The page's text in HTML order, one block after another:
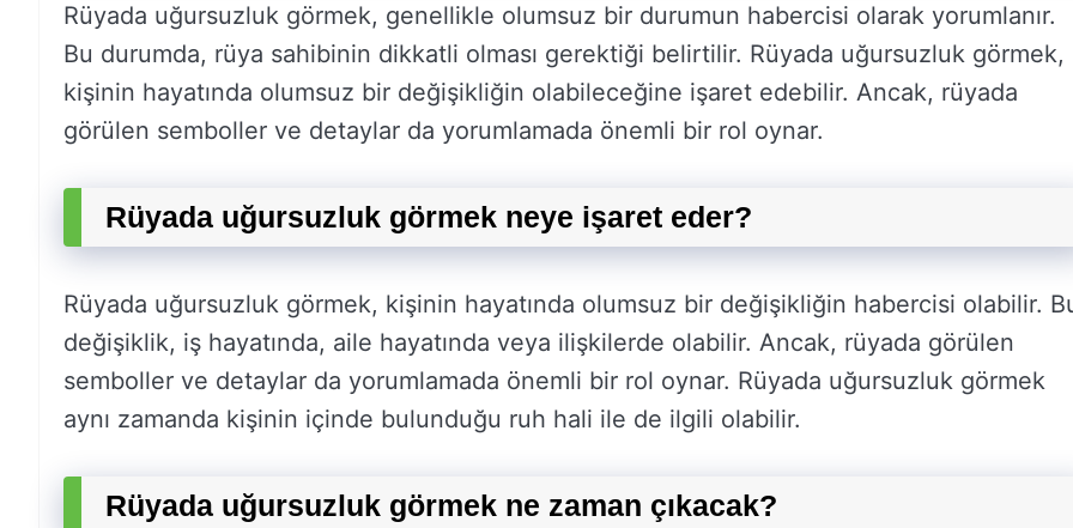
Rüyada uğursuzluk görmek, genellikle olumsuz bir durumun habercisi olarak yorumlanır.
Bu durumda, rüya sahibinin dikkatli olması gerektiği belirtilir. Rüyada uğursuzluk görmek,
kişinin hayatında olumsuz bir değişikliğin olabileceğine işaret edebilir. Ancak, rüyada
görülen semboller ve detaylar da yorumlamada önemli bir rol oynar.
Rüyada uğursuzluk görmek neye işaret eder?
Rüyada uğursuzluk görmek, kişinin hayatında olumsuz bir değişikliğin habercisi olabilir.
değişiklik, iş hayatında, aile hayatında veya ilişkilerde olabilir. Ancak, rüyada görülen
semboller ve detaylar da yorumlamada önemli bir rol oynar. Rüyada uğursuzluk görmek
aynı zamanda kişinin içinde bulunduğu ruh hali ile de ilgili olabilir.
Rüyada uğursuzluk görmek ne zaman çıkacak?